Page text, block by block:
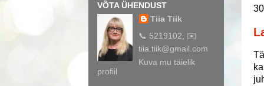
VÕTA ÜHENDUST
Tiia Tiik
📞 5219102, ✉️
tiia.tiik@gmail.com
Kuva mu täielik
profiil